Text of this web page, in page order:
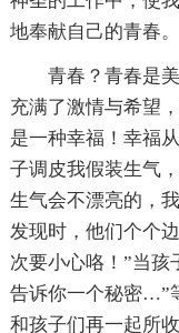
地奉献自己的青春。
青春？青春是
充满了激情与希望
是一种幸福！幸福
子调皮我假装生气
生气会不漂亮的，
发现时，他们个个
次要小心咯！”当孩
告诉你一个秘密…”
和孩子们再一起所